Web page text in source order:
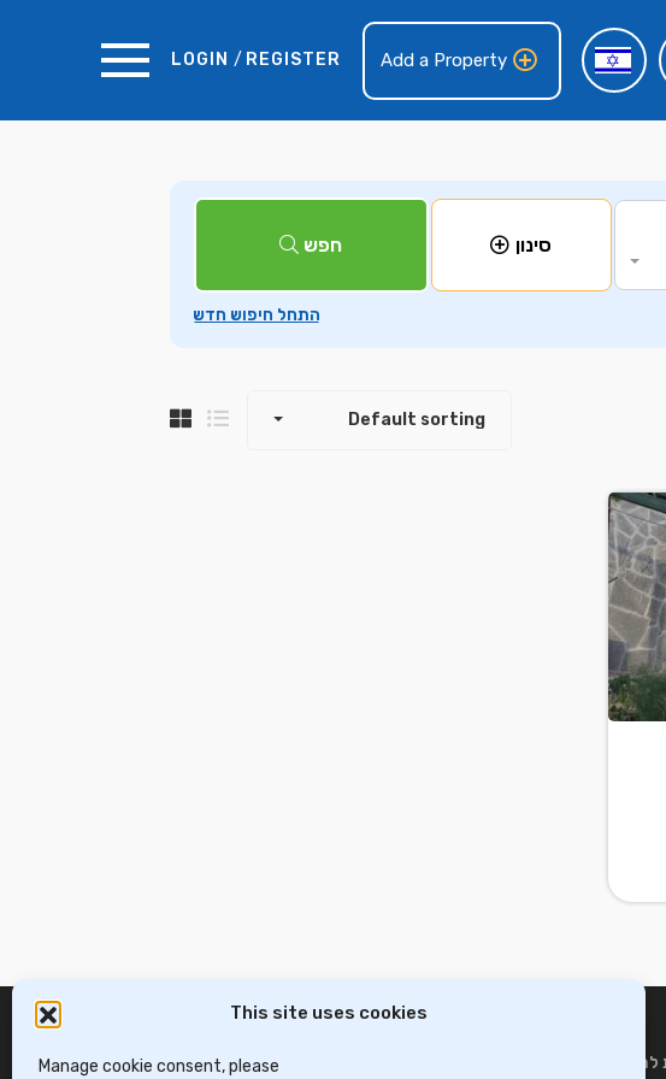
This site uses cookies
Manage cookie consent, please
LOGIN / REGISTER Add a Property
סינון חפש
Default sorting
למכירה בכרתים